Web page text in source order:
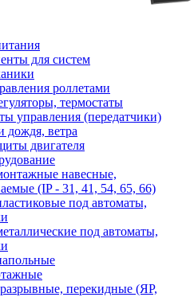
для систем
роллетами
термостаты
управления (передатчики)
дождя, ветра
двигателя
навесные,
(IP - 31, 41, 54, 65, 66)
под автоматы,
под автоматы,
перекидные (ЯР,